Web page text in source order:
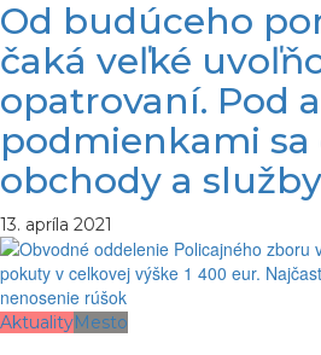
Od budúceho
čaká veľké
opatrovaní. Pod
podmienkami sa
obchody a
13. apríla 2021
AktualityMesto